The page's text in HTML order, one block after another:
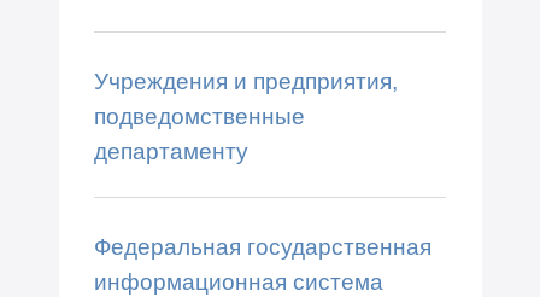
Учреждения и предприятия,
подведомственные
департаменту
Федеральная государственная
информационная система